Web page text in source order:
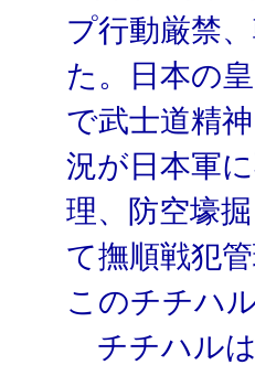
プ行動厳禁
た。日本の
で武士道精
況が日本軍
理、防空壕
て撫順戦犯
このチチハ
チチハルは